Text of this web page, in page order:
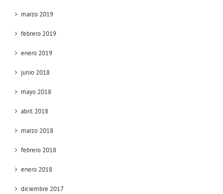
marzo 2019
febrero 2019
enero 2019
junio 2018
mayo 2018
abril 2018
marzo 2018
febrero 2018
enero 2018
diciembre 2017